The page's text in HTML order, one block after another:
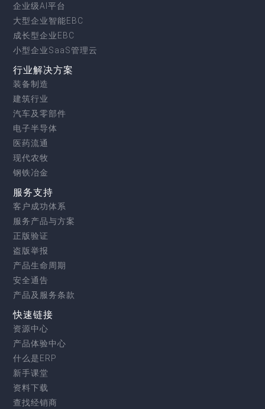
企业级AI平台
大型企业智能EBC
成长型企业EBC
小型企业SaaS管理云
行业解决方案
装备制造
建筑行业
汽车及零部件
电子半导体
医药流通
现代农牧
钢铁冶金
服务支持
客户成功体系
服务产品与方案
正版验证
盗版举报
产品生命周期
安全通告
产品及服务条款
快速链接
资源中心
产品体验中心
什么是ERP
新手课堂
资料下载
查找经销商